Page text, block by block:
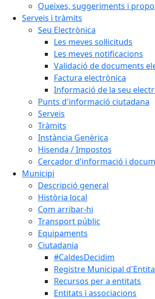
Queixes, suggeriments i
Serveis i tràmits
Seu Electrònica
Les meves sol·licituds
Les meves notificacions
Validació de documents
Factura electrònica
Informació de la seu
Punts d'informació ciutadana
Serveis
Tràmits
Instància Genèrica
Hisenda / Impostos
Cercador d'informació i
Municipi
Descripció general
Història local
Com arribar-hi
Transport públic
Equipaments
Ciutadania
#CaldesDecidim
Registre Municipal
Recursos per a entitats
Entitats i associacions